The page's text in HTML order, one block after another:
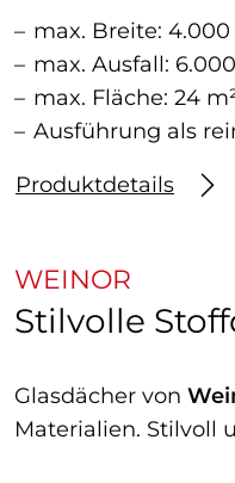
max. Breite:
max. Ausfall:
max. Fläche: 24
Ausführung als
Produktdetails
WEINOR
Stilvolle
Glasdächer von
Materialien. Stilvoll